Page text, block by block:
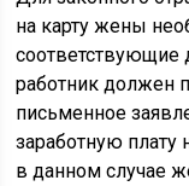
на карту жены
работник должен
письменное
заработную плату
в данном случае